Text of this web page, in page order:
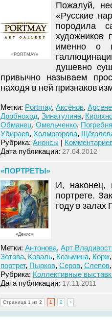
«PORTMAY»
Пожалуй,
«Русские
породила
художников
именно о
душевно
привычно называем
находя в ней признаков
Метки: Portmay, Аксёнов,
Дробноход, Зинатулина,
Обманец, Омельченко,
Убираев, Холмогорова,
Рубрика: Анонсы |
Дата публикации: 27.04.2012
«ПОРТРЕТЫ»
«Денис»
И, наконец,
портрете.
году в залах
Метки: Антонова, Арт
Зотова, Коваль, Козьмина, Корж
портрет, Пырков, Серов, Слепов
Рубрика: Коллективные
Дата публикации: 17.11.2011
Страница 1 из 2 1 2 ›